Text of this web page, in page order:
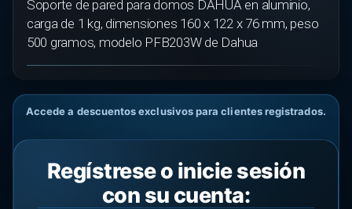
Soporte de pared para domos DAHUA en aluminio,
carga de 1 kg, dimensiones 160 x 122 x 76 mm, peso
500 gramos, modelo PFB203W de Dahua
Accede a descuentos exclusivos para clientes registrados.
Regístrese o inicie sesión
con su cuenta: